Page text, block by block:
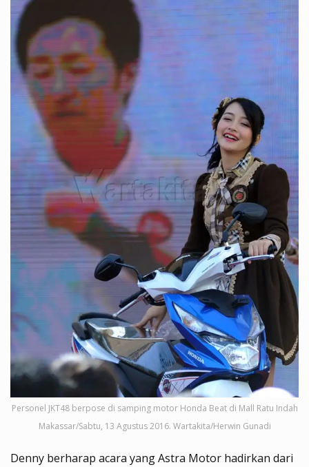
Personel JKT48 berpose di samping motor Honda Beat di Mall Ratu Indah
Makassar/Sabtu, 13 Agustus 2016. Wartakita/Herwin Gunadi
Denny berharap acara yang Astra Motor hadirkan dari